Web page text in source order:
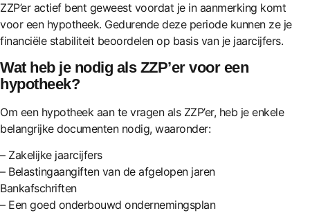
ZZP’er actief bent geweest voordat je in aanmerking komt
voor een hypotheek. Gedurende deze periode kunnen ze je
financiële stabiliteit beoordelen op basis van je jaarcijfers.
Wat heb je nodig als ZZP’er voor een
hypotheek?
Om een hypotheek aan te vragen als ZZP’er, heb je enkele
belangrijke documenten nodig, waaronder:
– Zakelijke jaarcijfers
– Belastingaangiften van de afgelopen jaren
Bankafschriften
– Een goed onderbouwd ondernemingsplan